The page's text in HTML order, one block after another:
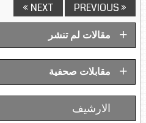
« PREVIOUS
NEXT »
مقالات لم تنشر +
مقابلات صحفية +
الارشيف